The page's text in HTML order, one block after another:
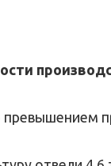
превышением